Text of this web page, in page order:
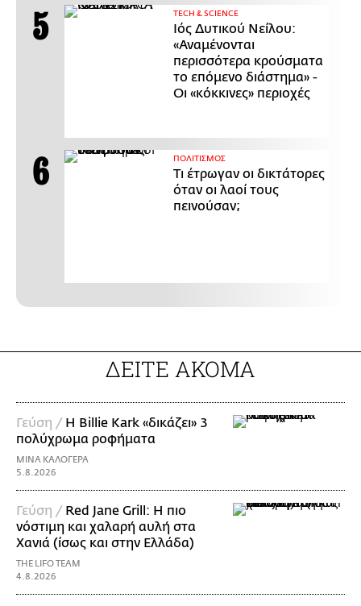
ΤECH & SCIENCE
Ιός Δυτικού Νείλου:
«Αναμένονται
περισσότερα κρούσματα
το επόμενο διάστημα» -
Οι «κόκκινες» περιοχές
ΠΟΛΙΤΙΣΜΟΣ
Τι έτρωγαν οι δικτάτορες
όταν οι λαοί τους
πεινούσαν;
ΔΕΙΤΕ ΑΚΟΜΑ
Γεύση / H Billie Kark «δικάζει» 3
πολύχρωμα ροφήματα
ΜΙΝΑ ΚΑΛΟΓΕΡΑ
5.8.2026
Γεύση / Red Jane Grill: Η πιο
νόστιμη και χαλαρή αυλή στα
Χανιά (ίσως και στην Ελλάδα)
THE LIFO TEAM
4.8.2026